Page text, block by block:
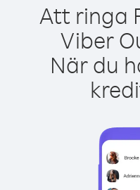
Att ringa
Viber
När du